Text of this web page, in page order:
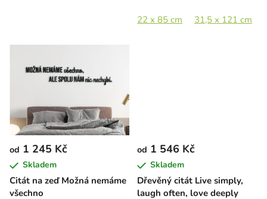
22 x 85 cm 31,5 x 121 cm
Citát na zeď Možná nemáme
všechno
od 1 245 Kč
Skladem
Dřevěný citát Live simply,
laugh often, love deeply
od 1 546 Kč
Skladem